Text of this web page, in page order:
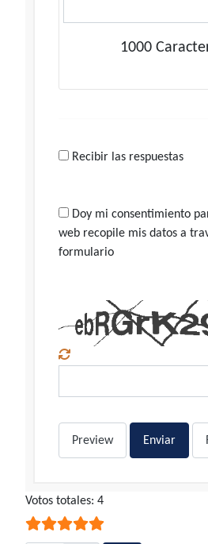
1000
Recibir las respuestas
Doy mi consentimiento
web recopile mis datos a
formulario
Preview Enviar
Ratio:5/5
Votos totales: 4